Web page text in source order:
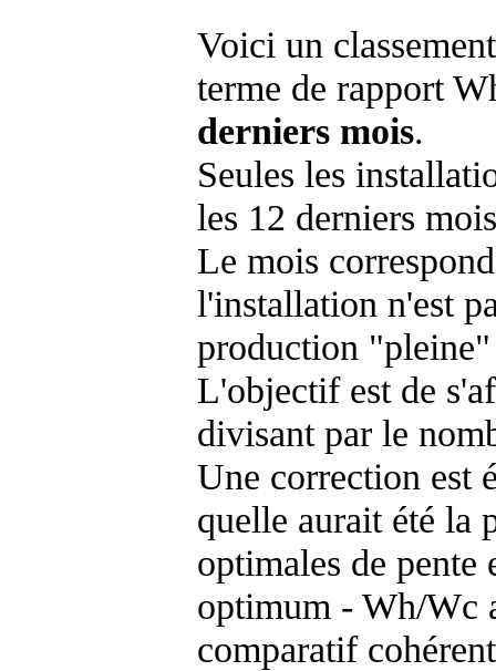
Voici un
terme de rapport
derniers mois.
Seules les
les 12 derniers
Le mois
l'installation n'est
production "pleine"
L'objectif est de
divisant par le
Une correction est
quelle aurait été la
optimales de
optimum - Wh/Wc
comparatif